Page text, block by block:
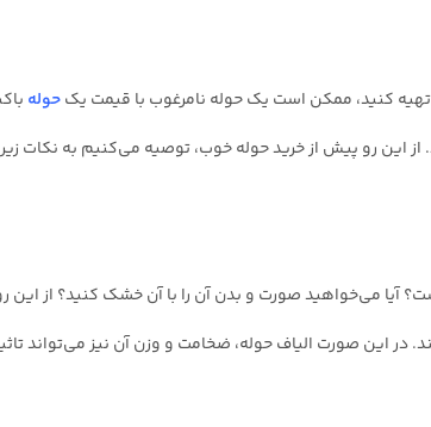
کنید، ممکن است یک حوله نامرغوب با قیمت یکحوله
از این رو پیش از خرید حوله خوب، توصیه می‌کنیم به نکات
می‌خواهید صورت و بدن آن را با آن خشک کنید؟ از
در این صورت الیاف حوله، ضخامت و وزن آن نیز می‌تواند